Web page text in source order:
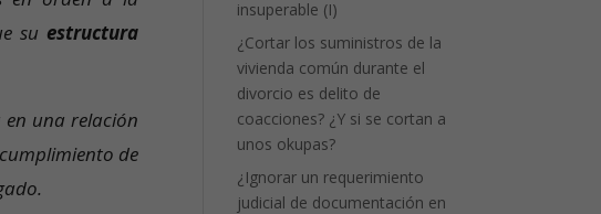
su estructura
una relación
de
insuperable (I)
¿Cortar los suministros de la
vivienda común durante el
divorcio es delito de
coacciones? ¿Y si se cortan a
unos okupas?
¿Ignorar un requerimiento
judicial de documentación en